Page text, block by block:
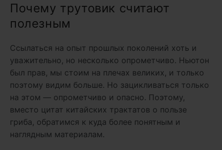
Почему трутовик считают
полезным
Ссылаться на опыт прошлых поколений хоть и
уважительно, но несколько опрометчиво. Ньютон
был прав, мы стоим на плечах великих, и только
поэтому видим больше. Но зацикливаться только
на этом — опрометчиво и опасно. Поэтому,
вместо цитат китайских трактатов о пользе
гриба, обратимся к куда более понятным и
наглядным материалам.